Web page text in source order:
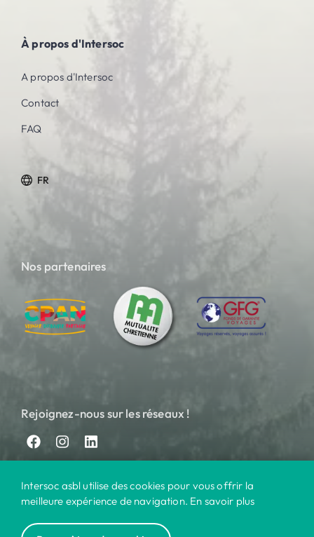
À propos d'Intersoc
A propos d'Intersoc
Contact
FAQ
FR
Nos partenaires
Rejoignez-nous sur les réseaux !
Intersoc asbl utilise des cookies pour vous offrir la
meilleure expérience de navigation. En savoir plus